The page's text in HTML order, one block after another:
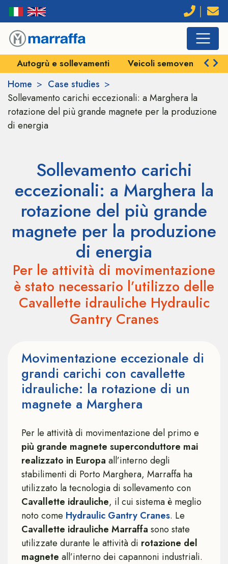
Autogrù e sollevamenti Veicoli semoventi e
Home
Case studies
Sollevamento carichi eccezionali: a Marghera la
rotazione del più grande magnete per la produzione
di energia
Sollevamento carichi
eccezionali: a Marghera la
rotazione del più grande
magnete per la produzione
di energia
Per le attività di movimentazione
è stato necessario l’utilizzo delle
Cavallette idrauliche Hydraulic
Gantry Cranes
Movimentazione eccezionale di
grandi carichi con cavallette
idrauliche: la rotazione di un
magnete a Marghera
Per le attività di movimentazione del primo e
più grande magnete superconduttore mai
realizzato in Europa all’interno degli
stabilimenti di Porto Marghera, Marraffa ha
utilizzato la tecnologia di sollevamento con
Cavallette idrauliche, il cui sistema è meglio
noto come Hydraulic Gantry Cranes. Le
Cavallette idrauliche Marraffa sono state
utilizzate durante le attività di rotazione del
magnete all’interno dei capannoni industriali.